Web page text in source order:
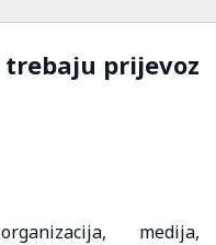
trebaju prijevoz
medija,